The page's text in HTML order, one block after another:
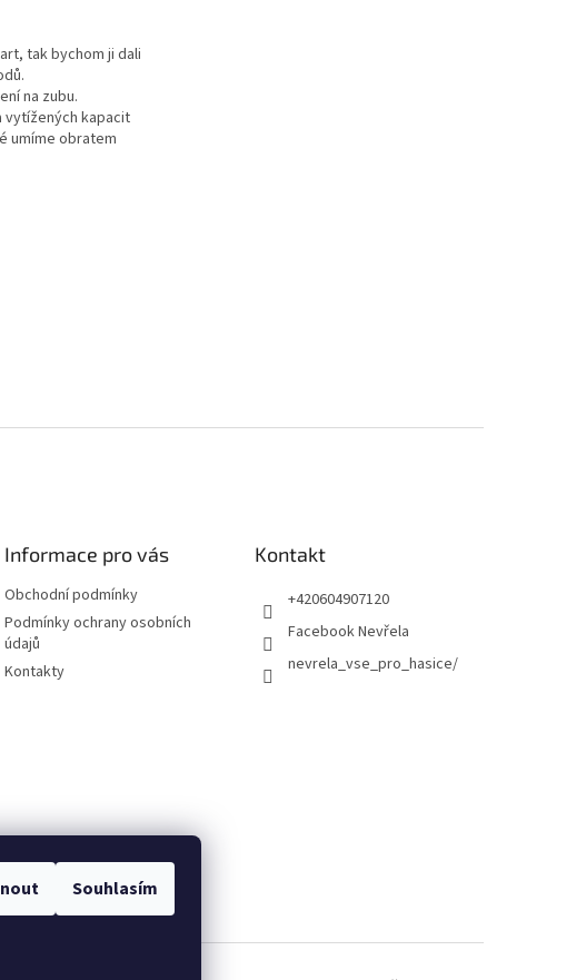
Souhlasím
tak bychom ji dali
na zubu.
vytížených kapacit
umíme obratem
Informace pro vás
Obchodní podmínky
Podmínky ochrany osobních
údajů
Kontakty
Kontakt
+420604907120
Facebook Nevřela
nevrela_vse_pro_hasice/